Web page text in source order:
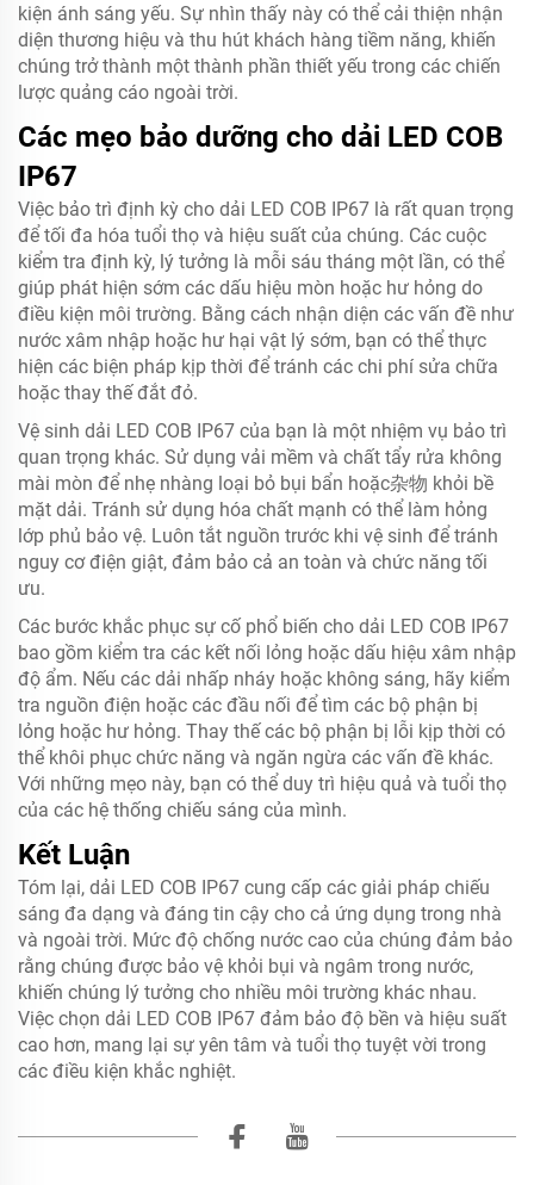
kiện ánh sáng yếu. Sự nhìn thấy này có thể cải thiện nhận
diện thương hiệu và thu hút khách hàng tiềm năng, khiến
chúng trở thành một thành phần thiết yếu trong các chiến
lược quảng cáo ngoài trời.
Các mẹo bảo dưỡng cho dải LED COB
IP67
Việc bảo trì định kỳ cho dải LED COB IP67 là rất quan trọng
để tối đa hóa tuổi thọ và hiệu suất của chúng. Các cuộc
kiểm tra định kỳ, lý tưởng là mỗi sáu tháng một lần, có thể
giúp phát hiện sớm các dấu hiệu mòn hoặc hư hỏng do
điều kiện môi trường. Bằng cách nhận diện các vấn đề như
nước xâm nhập hoặc hư hại vật lý sớm, bạn có thể thực
hiện các biện pháp kịp thời để tránh các chi phí sửa chữa
hoặc thay thế đắt đỏ.
Vệ sinh dải LED COB IP67 của bạn là một nhiệm vụ bảo trì
quan trọng khác. Sử dụng vải mềm và chất tẩy rửa không
mài mòn để nhẹ nhàng loại bỏ bụi bẩn hoặc杂物 khỏi bề
mặt dải. Tránh sử dụng hóa chất mạnh có thể làm hỏng
lớp phủ bảo vệ. Luôn tắt nguồn trước khi vệ sinh để tránh
nguy cơ điện giật, đảm bảo cả an toàn và chức năng tối
ưu.
Các bước khắc phục sự cố phổ biến cho dải LED COB IP67
bao gồm kiểm tra các kết nối lỏng hoặc dấu hiệu xâm nhập
độ ẩm. Nếu các dải nhấp nháy hoặc không sáng, hãy kiểm
tra nguồn điện hoặc các đầu nối để tìm các bộ phận bị
lỏng hoặc hư hỏng. Thay thế các bộ phận bị lỗi kịp thời có
thể khôi phục chức năng và ngăn ngừa các vấn đề khác.
Với những mẹo này, bạn có thể duy trì hiệu quả và tuổi thọ
của các hệ thống chiếu sáng của mình.
Kết Luận
Tóm lại, dải LED COB IP67 cung cấp các giải pháp chiếu
sáng đa dạng và đáng tin cậy cho cả ứng dụng trong nhà
và ngoài trời. Mức độ chống nước cao của chúng đảm bảo
rằng chúng được bảo vệ khỏi bụi và ngâm trong nước,
khiến chúng lý tưởng cho nhiều môi trường khác nhau.
Việc chọn dải LED COB IP67 đảm bảo độ bền và hiệu suất
cao hơn, mang lại sự yên tâm và tuổi thọ tuyệt vời trong
các điều kiện khắc nghiệt.